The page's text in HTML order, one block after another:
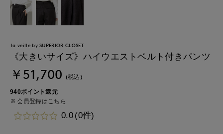
la veille by SUPERIOR CLOSET
《大きいサイズ》ハイウエストベルト付きパンツ
￥51,700 (税込)
940ポイント還元
会員登録は こちら
0.0 (0件)